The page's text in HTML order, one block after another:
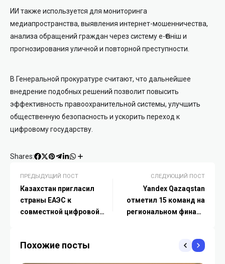
ИИ также используется для мониторинга
медиапространства, выявления интернет-мошенничества,
анализа обращений граждан через систему e-Өтініш и
прогнозирования уличной и повторной преступности.
В Генеральной прокуратуре считают, что дальнейшее
внедрение подобных решений позволит повысить
эффективность правоохранительной системы, улучшить
общественную безопасность и ускорить переход к
цифровому государству.
Shares:
ПРЕДЫДУЩИЙ ПОСТ
Казахстан пригласил
страны ЕАЭС к
совместной цифровой
СЛЕДУЮЩИЙ ПОСТ
Yandex Qazaqstan
отметил 15 команд на
региональном финале
Похожие посты